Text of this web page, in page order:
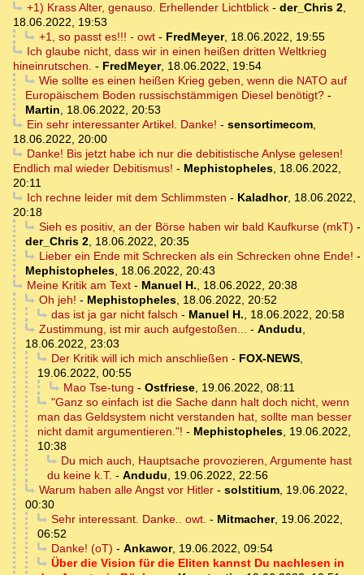
+1) Krass Alter, genauso. Erhellender Lichtblick- der_Chris 2,
18.06.2022, 19:53
+1, so passt es!!! - owt- FredMeyer, 18.06.2022, 19:55
Ich glaube nicht, dass wir in einen heißen dritten Weltkrieg
hineinrutschen. - FredMeyer, 18.06.2022, 19:54
Wie sollte es einen heißen Krieg geben, wenn die NATO auf
Europäischem Boden russischstämmigen Diesel benötigt? -
Martin, 18.06.2022, 20:53
Ein sehr interessanter Artikel. Danke! - sensortimecom,
18.06.2022, 20:00
Danke! Bis jetzt habe ich nur die debitistische Anlyse gelesen!
Endlich mal wieder Debitismus! - Mephistopheles, 18.06.2022,
20:11
Ich rechne leider mit dem Schlimmsten - Kaladhor, 18.06.2022,
20:18
Sieh es positiv, an der Börse haben wir bald Kaufkurse (mkT) -
der_Chris 2, 18.06.2022, 20:35
Lieber ein Ende mit Schrecken als ein Schrecken ohne Ende! -
Mephistopheles, 18.06.2022, 20:43
Meine Kritik am Text- Manuel H., 18.06.2022, 20:38
Oh jeh! - Mephistopheles, 18.06.2022, 20:52
das ist ja gar nicht falsch - Manuel H., 18.06.2022, 20:58
Zustimmung, ist mir auch aufgestoßen... - Andudu,
18.06.2022, 23:03
Der Kritik will ich mich anschließen - FOX-NEWS,
19.06.2022, 00:55
Mao Tse-tung - Ostfriese, 19.06.2022, 08:11
"Ganz so einfach ist die Sache dann halt doch nicht, wenn
man das Geldsystem nicht verstanden hat, sollte man besser
nicht damit argumentieren."! - Mephistopheles, 19.06.2022,
10:38
Du mich auch, Hauptsache provozieren, Argumente hast
du keine k.T. - Andudu, 19.06.2022, 22:56
Warum haben alle Angst vor Hitler- solstitium, 19.06.2022,
00:30
Sehr interessant. Danke.. owt. - Mitmacher, 19.06.2022,
06:52
Danke! (oT) - Ankawor, 19.06.2022, 09:54
Über die Vision für die Eliten kannst Du nachlesen in